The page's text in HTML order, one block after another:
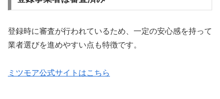
登録時に審査が行われているため、一定の安心感を持って
業者選びを進めやすい点も特徴です。
ミツモア公式サイトはこちら